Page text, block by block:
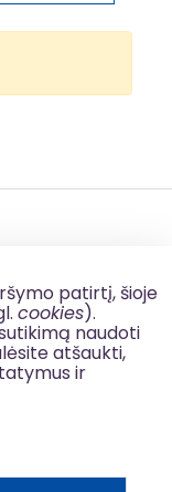
patirtį, šioje
cookies).
naudoti
atšaukti,
ir